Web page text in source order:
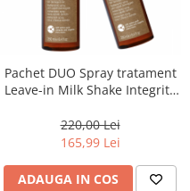
Pachet DUO Spray tratament
Leave-in Milk Shake Integrity
220,00 Lei
165,99 Lei
ADAUGA IN COS